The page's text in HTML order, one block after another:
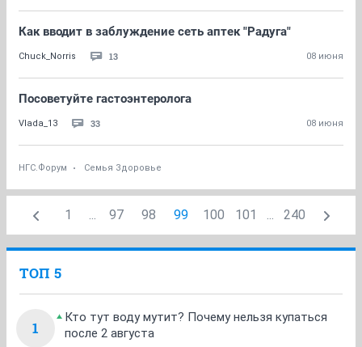
Как вводит в заблуждение сеть аптек "Радуга"
Chuck_Norris 13 08 июня
Посоветуйте гастоэнтеролога
Vlada_13 33 08 июня
НГС.Форум Семья Здоровье
1 ... 97 98 99 100 101 ... 240
ТОП 5
1
Кто тут воду мутит? Почему нельзя купаться
после 2 августа